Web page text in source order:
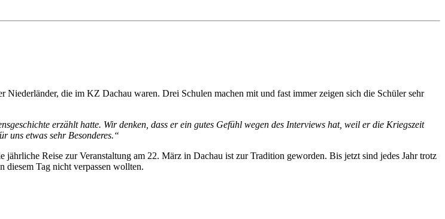
die im KZ Dachau waren. Drei Schulen machen mit und fast immer zeigen sich die Schüler sehr
erzählt hatte. Wir denken, dass er ein gutes Gefühl wegen des Interviews hat, weil er die Kriegszeit
uns etwas sehr Besonderes.“
Reise zur Veranstaltung am 22. März in Dachau ist zur Tradition geworden. Bis jetzt sind jedes Jahr trotz
diesem Tag nicht verpassen wollten.